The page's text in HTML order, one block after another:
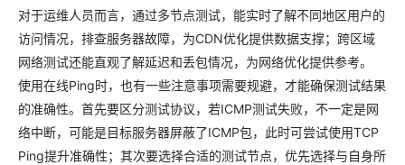
对于运维人员而言，通过多节点测试，能实时了解不同地区用户的
访问情况，排查服务器故障，为CDN优化提供数据支撑；跨区域
网络测试还能直观了解延迟和丢包情况，为网络优化提供参考。
使用在线Ping时，也有一些注意事项需要规避，才能确保测试结果
的准确性。首先要区分测试协议，若ICMP测试失败，不一定是网
络中断，可能是目标服务器屏蔽了ICMP包，此时可尝试使用TCP
Ping提升准确性；其次要选择合适的测试节点，优先选择与自身所